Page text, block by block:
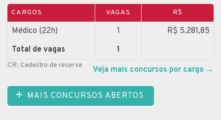
CARGOS VAGAS R$
Médico (22h) 1
R$ 5.281,85
Total de vagas
1
CR: Cadastro de reserva Veja mais concursos por cargo →
MAIS CONCURSOS ABERTOS